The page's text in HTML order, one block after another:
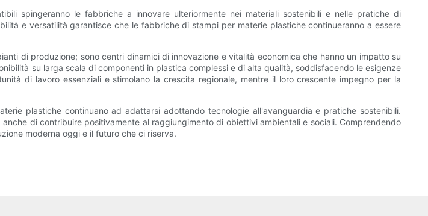
spingeranno le fabbriche a innovare ulteriormente nei materiali sostenibili e nelle pratiche di
e versatilità garantisce che le fabbriche di stampi per materie plastiche continueranno a essere
di produzione; sono centri dinamici di innovazione e vitalità economica che hanno un impatto su
su larga scala di componenti in plastica complessi e di alta qualità, soddisfacendo le esigenze
di lavoro essenziali e stimolano la crescita regionale, mentre il loro crescente impegno per la
plastiche continuano ad adattarsi adottando tecnologie all'avanguardia e pratiche sostenibili.
di contribuire positivamente al raggiungimento di obiettivi ambientali e sociali. Comprendendo
moderna oggi e il futuro che ci riserva.